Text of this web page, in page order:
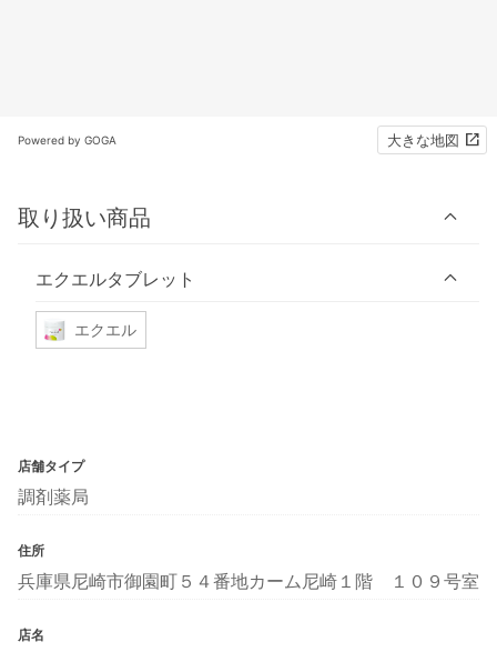
Powered by GOGA 大きな地図
取り扱い商品
エクエルタブレット
エクエル
店舗タイプ
調剤薬局
住所
兵庫県尼崎市御園町５４番地カーム尼崎１階 １０９号室
店名